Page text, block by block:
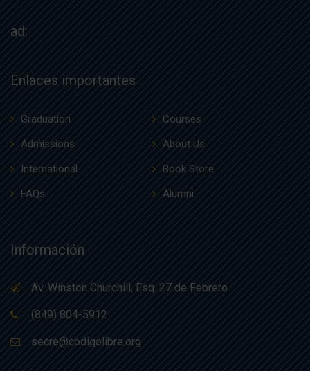
ad:
Enlaces importantes
Graduation
Courses
Admissions
About Us
International
Book Store
FAQs
Alumni
Información
Av. Winston Churchill, Esq. 27 de Febrero
(849) 804-5912
secre@codigolibre.org